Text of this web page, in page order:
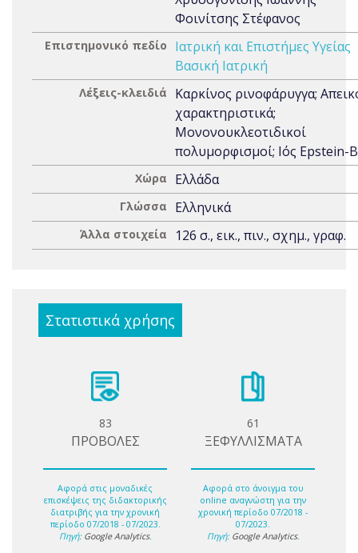
Φοινίτσης Στέφανος
Επιστημονικό πεδίο
Ιατρική και Επιστήμες Υγείας
Βασική Ιατρική
Λέξεις-κλειδιά
Καρκίνος ρινοφάρυγγα;
χαρακτηριστικά;
Μονονουκλεοτιδικοί
πολυμορφισμοί; Ιός Epstein-
Χώρα Ελλάδα
Γλώσσα Ελληνικά
Άλλα στοιχεία 126 σ., εικ., πιν., σχημ., γραφ.
Στατιστικά χρήσης
83
ΠΡΟΒΟΛΕΣ
Αφορά στις μοναδικές
επισκέψεις της διδακτορικής
διατριβής για την χρονική
περίοδο 07/2018 - 07/2023.
Πηγή: Google Analytics.
61
ΞΕΦΥΛΛΙΣΜΑΤΑ
Αφορά στο άνοιγμα του
online αναγνώστη για την
χρονική περίοδο 07/2018 -
07/2023.
Πηγή: Google Analytics.